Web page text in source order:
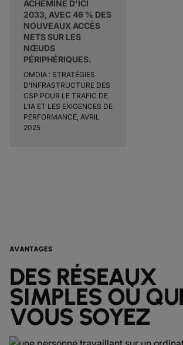
ACHEMINÉ D'ICI
2033, AVEC 46 % DES
NOUVEAUX ACCÈS
NETS SUR LES
NŒUDS
PÉRIPHÉRIQUES.
OMDIA : STRATÉGIES
D'INFRASTRUCTURE DES
CSP POUR LE TRAFIC DE
L'IA ET LES EXIGENCES DE
PERFORMANCE, AVRIL
2025
AVANTAGES
DES RÉSEAUX
SIMPLES OÙ
VOUS SOYEZ